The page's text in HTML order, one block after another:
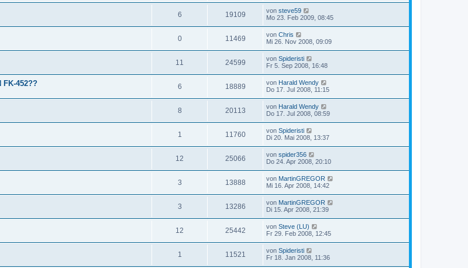
6 19109 von steve59
Mo 23. Feb 2009, 08:45
0 11469 von Chris
Mi 26. Nov 2008, 09:09
11 24599 von Spideristi
Fr 5. Sep 2008, 16:48
FK-452?? 6 18889 von Harald Wendy
Do 17. Jul 2008, 11:15
8 20113 von Harald Wendy
Do 17. Jul 2008, 08:59
1 11760 von Spideristi
Di 20. Mai 2008, 13:37
12 25066 von spider356
Do 24. Apr 2008, 20:10
3 13888 von MartinGREGOR
Mi 16. Apr 2008, 14:42
3 13286 von MartinGREGOR
Di 15. Apr 2008, 21:39
12 25442 von Steve (LU)
Fr 29. Feb 2008, 12:45
1 11521 von Spideristi
Fr 18. Jan 2008, 11:36